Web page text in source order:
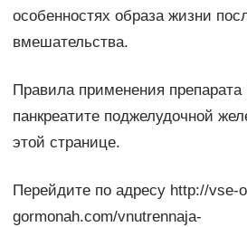
особенностях образа жизни
вмешательства.
Правила применения препарата
панкреатите поджелудочной
этой странице.
Перейдите по адресу http://vse-
gormonah.com/vnutrennaja-